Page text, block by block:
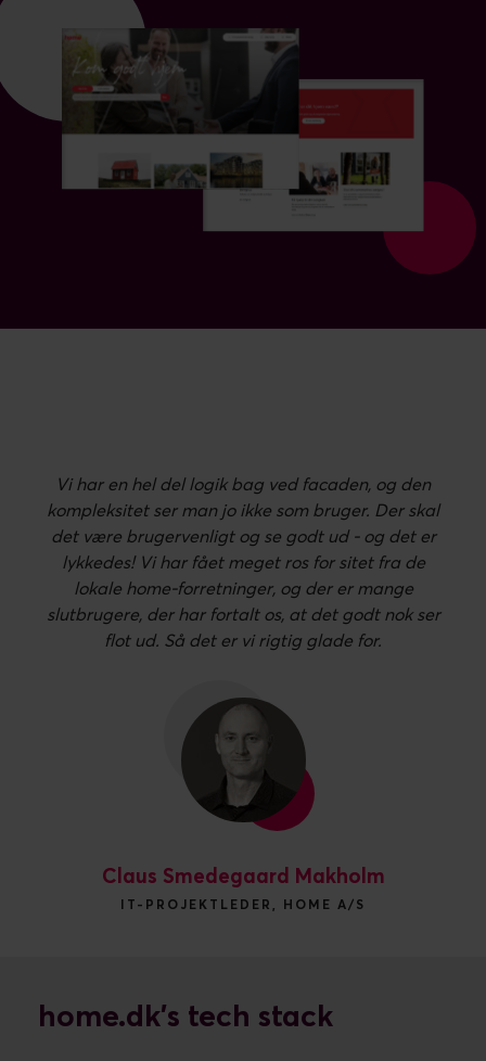
Vi har en hel del logik bag ved facaden, og den
kompleksitet ser man jo ikke som bruger. Der skal
det være brugervenligt og se godt ud - og det er
lykkedes! Vi har fået meget ros for sitet fra de
lokale home-forretninger, og der er mange
slutbrugere, der har fortalt os, at det godt nok ser
flot ud. Så det er vi rigtig glade for.
Claus Smedegaard Makholm
IT-PROJEKTLEDER, HOME A/S
home.dk's tech stack